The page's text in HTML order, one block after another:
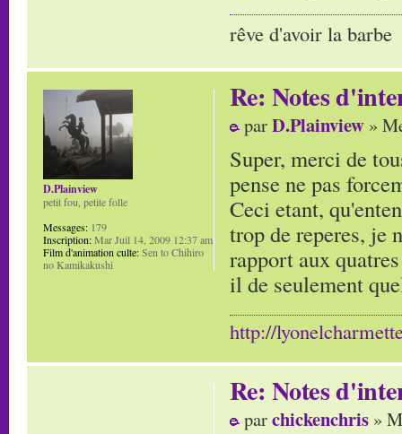
rêve d'avoir la barbe
Re: Notes
parD.Plainview »
Super, merci de
pense ne pas
Ceci etant,
trop de reperes, je
rapport aux
il de seulement
http://
D.Plainview
petit fou, petite folle
Messages: 179
Inscription:Mar Juil 14, 2009 12:37 am
Film d'animation culte:Sen to Chihiro
no Kamikakushi
Re: Notes
parchickenchris »